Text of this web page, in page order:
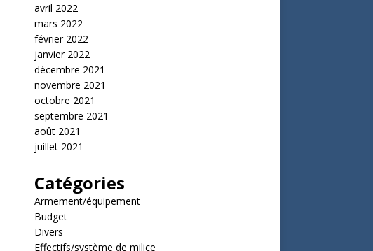
avril 2022
mars 2022
février 2022
janvier 2022
décembre 2021
novembre 2021
octobre 2021
septembre 2021
août 2021
juillet 2021
Catégories
Armement/équipement
Budget
Divers
Effectifs/système de milice